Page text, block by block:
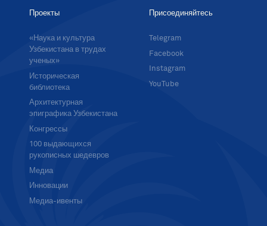
Проекты
«Наука и культура
Узбекистана в трудах
ученых»
Историческая
библиотека
Архитектурная
эпиграфика Узбекистана
Конгрессы
100 выдающихся
рукописных шедевров
Медиа
Инновации
Медиа-ивенты
Присоединяйтесь
Telegram
Facebook
Instagram
YouTube